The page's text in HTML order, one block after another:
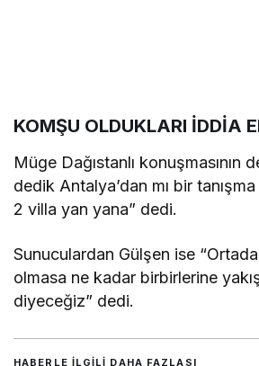
KOMŞU OLDUKLARI İDDİA
Müge Dağıstanlı konuşmasının
dedik Antalya’dan mı bir
2 villa yan yana” dedi.
Sunuculardan Gülşen ise
olmasa ne kadar birbirlerine
diyeceğiz” dedi.
HABERLE ILGILI DAHA FAZLASI